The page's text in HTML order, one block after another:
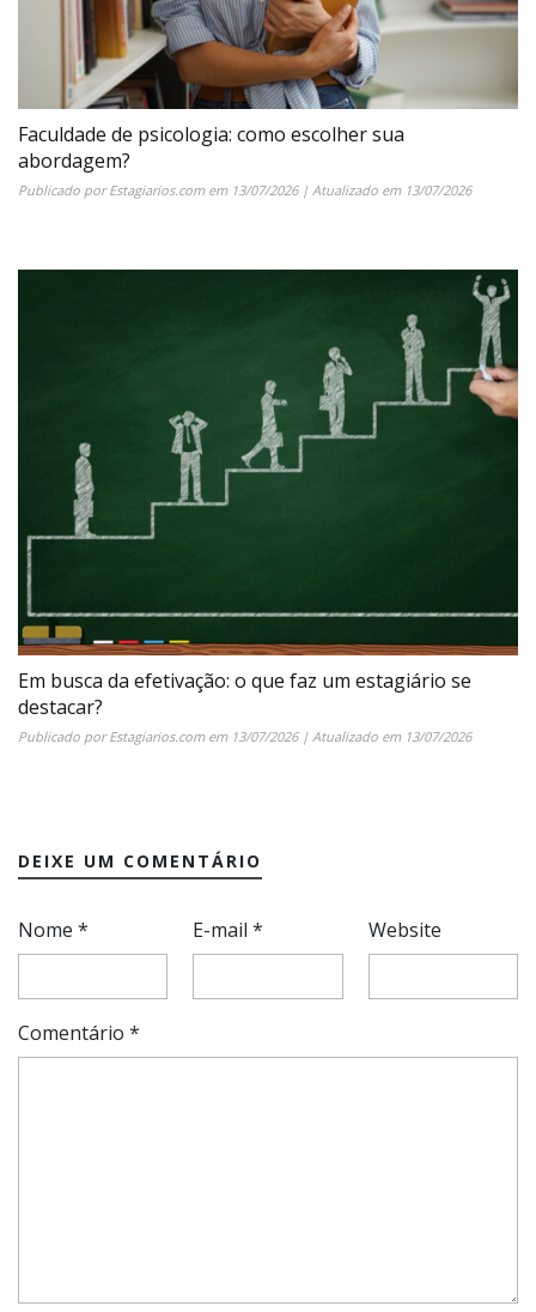
Faculdade de psicologia: como escolher sua
abordagem?
Publicado porEstagiarios.comem 13/07/2026| Atualizado em 13/07/2026
Em busca da efetivação: o que faz um estagiário se
destacar?
Publicado porEstagiarios.comem 13/07/2026| Atualizado em 13/07/2026
DEIXE UM COMENTÁRIO
Nome * E-mail* Website
Comentário *